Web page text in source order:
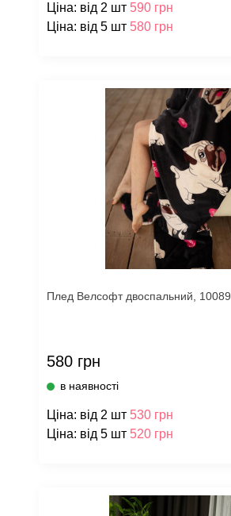
Ціна: від 2 шт 590 грн
Ціна: від 5 шт 580 грн
Плед Велсофт двоспальний, 10089
580 грн
в наявності
Ціна: від 2 шт 530 грн
Ціна: від 5 шт 520 грн